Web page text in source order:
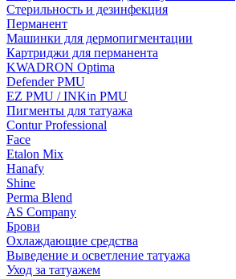
Стерильность и дезинфекция
Перманент
Машинки для дермопигментации
Картриджи для перманента
KWADRON Optima
Defender PMU
EZ PMU / INKin PMU
Пигменты для татуажа
Contur Professional
Face
Etalon Mix
Hanafy
Shine
Perma Blend
AS Company
Брови
Охлаждающие средства
Выведение и осветление татуажа
Уход за татуажем